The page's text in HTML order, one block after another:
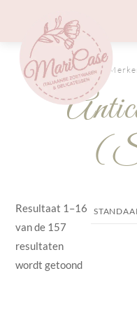
content
HOME/
Resultaat 1–16
van de 157
resultaten
wordt getoond